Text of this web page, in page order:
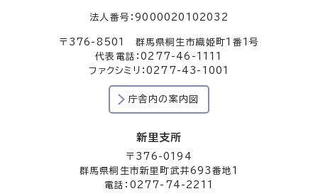
法人番号：9000020102032
〒376-8501 群馬県桐生市織姫町1番1号
代表電話：0277-46-1111
ファクシミリ：0277-43-1001
庁舎内の案内図
新里支所
〒376-0194
群馬県桐生市新里町武井693番地1
電話：0277-74-2211